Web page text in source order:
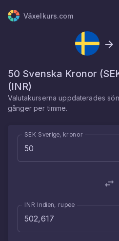
Växelkurs.com
50 Svenska Kronor (
(INR)
Valutakurserna uppdaterades
gånger per timme.
SEK Sverige, kronor
INR Indien, rupee